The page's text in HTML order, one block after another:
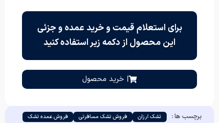
برای استعلام قیمت و خرید عمده و جزئی
این محصول از دکمه زیر استفاده کنید
| خرید محصول
برچسب ها : تشک ارزان فروش تشک مسافرتی فروش عمده تشک